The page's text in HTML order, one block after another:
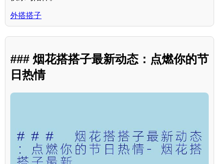
外搭搭子
### 烟花搭搭子最新动态：点燃你的节
日热情